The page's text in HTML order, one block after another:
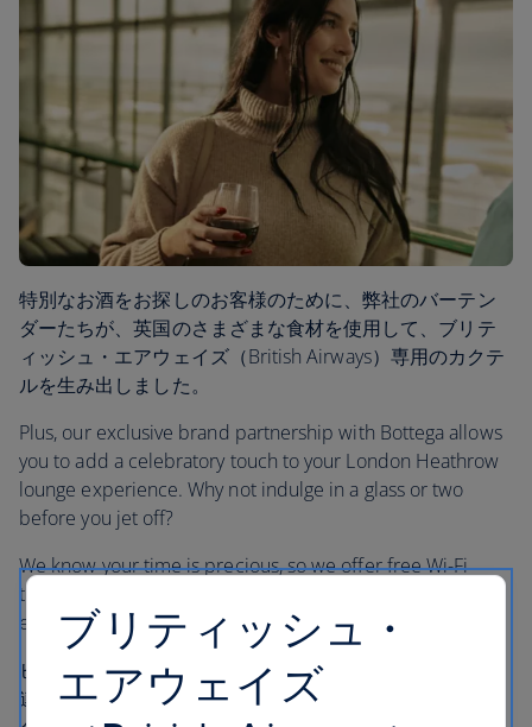
特別なお酒をお探しのお客様のために、弊社のバーテン
ダーたちが、英国のさまざまな食材を使用して、ブリテ
ィッシュ・エアウェイズ（British Airways）専用のカクテ
ルを生み出しました。
Plus, our exclusive brand partnership with Bottega allows
you to add a celebratory touch to your London Heathrow
lounge experience. Why not indulge in a glass or two
before you jet off?
We know your time is precious, so we offer free Wi-Fi
throughout our lounges. At London Heathrow, you can
even watch live sport or selected entertainment.
ヒースロー空港やガトウィック空港のラウンジをお子様
連れでご利用の場合は、スカイフライヤーズのキャラク
ブリティッシュ・
エアウェイズ